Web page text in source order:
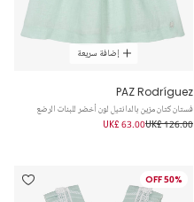
إضافة سريعة
PAZ Rodríguez
فستان كتان مزين بالدانتيل لون أخضر للبنات الرضع
UK£ 126.00
UK£ 63.00
50% OFF